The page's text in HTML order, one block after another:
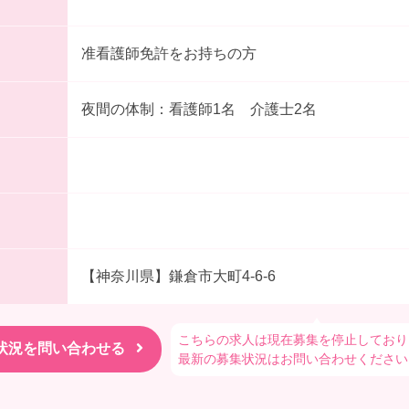
准看護師免許をお持ちの方
夜間の体制：看護師1名 介護士2名
【神奈川県】鎌倉市大町4-6-6
こちらの求人は現在募集を停止しており
最新の募集状況はお問い合わせください